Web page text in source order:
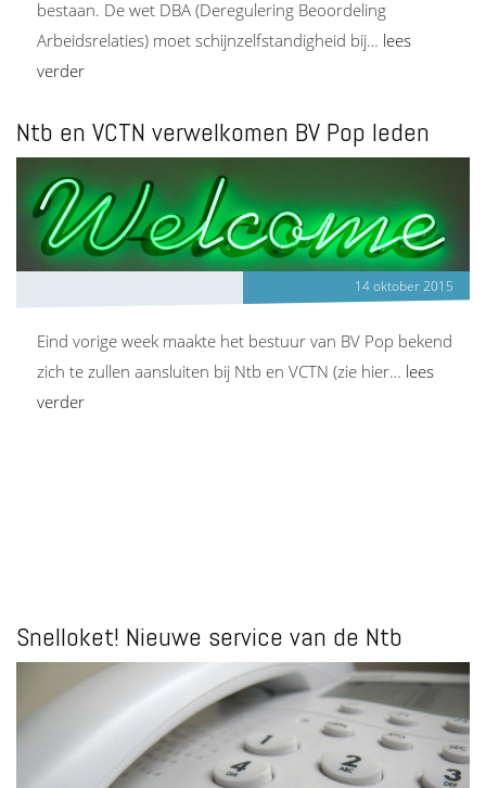
bestaan. De wet DBA (Deregulering Beoordeling
Arbeidsrelaties) moet schijnzelfstandigheid bij… lees
verder
Ntb en VCTN verwelkomen BV Pop leden
14 oktober 2015
Eind vorige week maakte het bestuur van BV Pop bekend
zich te zullen aansluiten bij Ntb en VCTN (zie hier… lees
verder
Snelloket! Nieuwe service van de Ntb